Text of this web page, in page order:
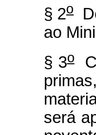
§ 2o
ao
§ 3o
será